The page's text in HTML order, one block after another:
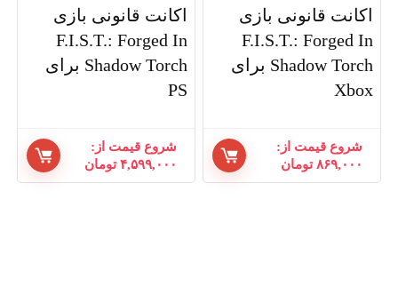
اکانت قانونی بازی
F.I.S.T.: Forged In
Shadow Torch برای
Xbox
شروع قیمت از:
۸۶۹,۰۰۰ تومان
اکانت قانونی بازی
F.I.S.T.: Forged In
Shadow Torch برای
PS
شروع قیمت از:
۴,۵۹۹,۰۰۰ تومان